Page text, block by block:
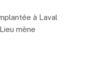
à Laval
mène